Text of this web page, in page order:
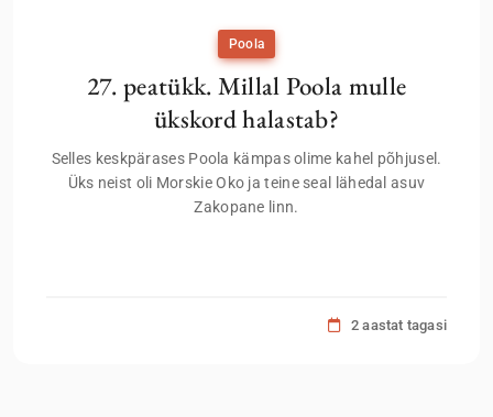
Poola
27. peatükk. Millal Poola mulle
ükskord halastab?
Selles keskpärases Poola kämpas olime kahel põhjusel.
Üks neist oli Morskie Oko ja teine seal lähedal asuv
Zakopane linn.
2 aastat tagasi